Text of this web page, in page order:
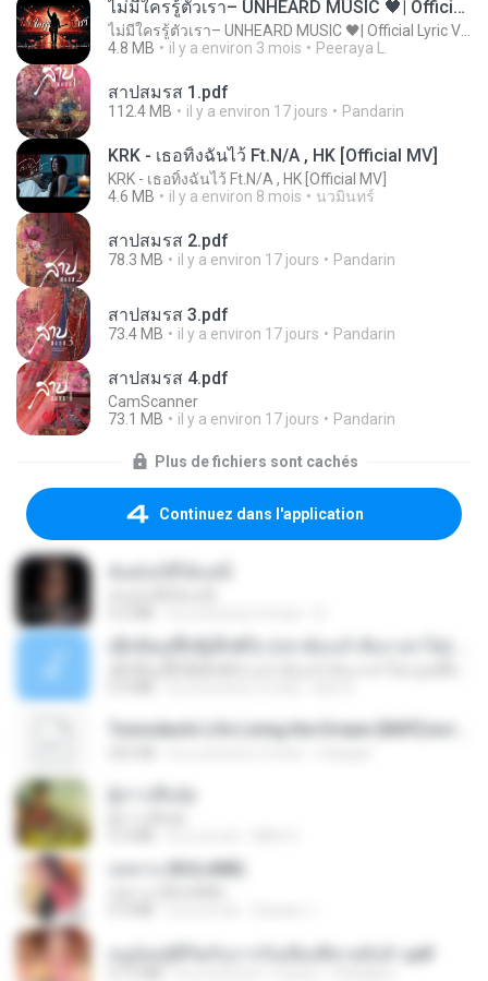
ไม่มีใครรู้ตัวเรา– UNHEARD MUSIC 🖤| Official Lyric Video | เพลงสู้ชีวิต
4.8 MB
il y a environ 3 mois Peeraya L.
สาปสมรส 1.pdf
112.4 MB il y a environ 17 jours Pandarin
KRK - เธอทิ้งฉันไว้ Ft.N/A , HK [Official MV]
KRK - เธอทิ้งฉันไว้ Ft.N/A , HK [Official MV]
4.6 MB
il y a environ 8 mois นวมินทร์
สาปสมรส 2.pdf
78.3 MB il y a environ 17 jours Pandarin
สาปสมรส 3.pdf
73.4 MB il y a environ 17 jours Pandarin
สาปสมรส 4.pdf
CamScanner
73.1 MB
il y a environ 17 jours Pandarin
Plus de fichiers sont cachés
Continuez dans l'application
กุหลาบ (KULARB)
หนูน้อยสู้ชีวิตกับภารกิจเลี้ยงพี่ชายทั้งห้า.pdf